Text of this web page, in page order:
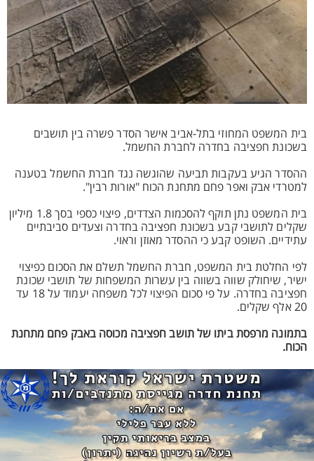
בית המשפט המחוזי בתל-אביב אישר הסדר פשרה בין תושבים
בשכונת חפציבה בחדרה לחברת החשמל.
ההסדר הגיע בעקבות תביעה שהוגשה נגד חברת החשמל בטענה
למטרדי אבק ואפר פחם מתחנת הכוח "אורות רבין".
בית המשפט נתן תוקף להסכמות הצדדים, פיצוי כספי בסך 1.8 מיליון
שקלים לתושבי קבע בשכונת חפציבה בחדרה וצעדים סביבתיים
עתידיים. השופט קבע כי ההסדר מאוזן וראוי.
לפי החלטת בית המשפט, חברת החשמל תשלם את הסכום כפיצוי
ישיר, שיחולק שווה בשווה בין עשרות המשפחות של תושבי שכונת
חפציבה בחדרה. על פי סכום הפיצוי לכל משפחה יעמוד על 18 עד
20 אלף שקלים.
בתמונה מרפסת ביתו של תושב חפציבה מכוסה באבק פחם מתחנת
הכוח.